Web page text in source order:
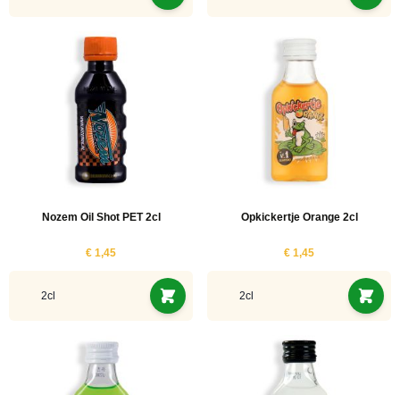
Nozem Oil Shot PET 2cl
€ 1,45
2cl
Opkickertje Orange 2cl
€ 1,45
2cl